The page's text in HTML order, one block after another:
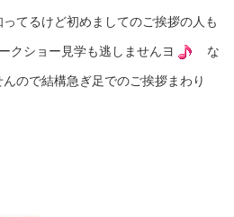
てるけど初めましてのご挨拶の人も
クショー見学も逃しませんヨ な
んので結構急ぎ足でのご挨拶まわり